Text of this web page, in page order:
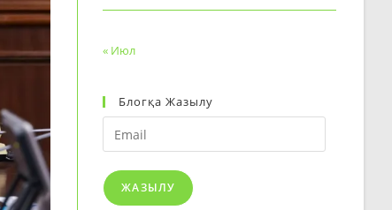
« Июл
Блогқа Жазылу
Email
ЖАЗЫЛУ